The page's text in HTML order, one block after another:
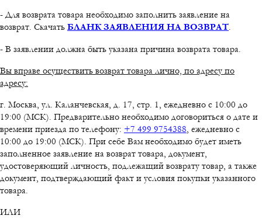
- Для возврата товара необходимо заполнить заявление на
возврат. СкачатьБЛАНК ЗАЯВЛЕНИЯ НА ВОЗВРАТ.
- В заявлении должна быть указана причина возврата товара.
Вы вправе осуществить возврат товара лично, по адресу по
адресу:
г. Москва, ул. Каланчевская, д. 17, стр. 1, ежедневно с 10:00 до
19:00 (МСК). Предварительно необходимо договориться о дате и
времени приезда по телефону: +7 499 9754388, ежедневно с
10:00 до 19:00 (МСК). При себе Вам необходимо будет иметь
заполненное заявление на возврат товара, документ,
удостоверяющий личность, подлежащий возврату товар, а также
документ, подтверждающий факт и условия покупки указанного
товара.
ИЛИ